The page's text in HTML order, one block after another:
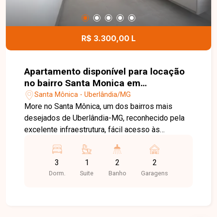
infraestrutura completa de lazer e conveniência,
com piscina de borda infinita, academia, salão de
festas, espaço gourmet, coworking, lavanderia
compartilhada e diversos ambientes de
uma excelente oportunidade para quem busca um
imóvel de alto padrão em uma das regiões mais
valorizadas de Uberlândia. Agende uma visita e
venha conhecer todos os detalhes deste
empreendimento.
R$ 3.300,00 L
Apartamento disponível para locação
no bairro Santa Monica em
Uberlândia-MG
Santa Mônica - Uberlândia/MG
More no Santa Mônica, um dos bairros mais
desejados de Uberlândia-MG, reconhecido pela
excelente infraestrutura, fácil acesso às
supermercados, escolas, universidades,
farmácias, restaurantes e diversos serviços. A
região oferece praticidade, segurança e
3
Dorm.
1
Suite
2
Banho
2
Garagens